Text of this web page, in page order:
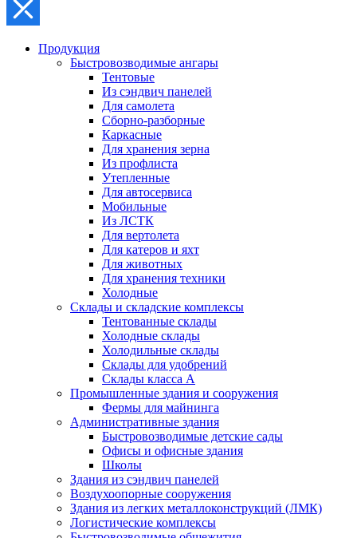
Продукция
Быстровозводимые ангары
Тентовые
Из сэндвич панелей
Для самолета
Сборно-разборные
Каркасные
Для хранения зерна
Из профлиста
Утепленные
Для автосервиса
Мобильные
Из ЛСТК
Для вертолета
Для катеров и яхт
Для животных
Для хранения техники
Холодные
Склады и складские комплексы
Тентованные склады
Холодные склады
Холодильные склады
Склады для удобрений
Склады класса А
Промышленные здания и сооружения
Фермы для майнинга
Административные здания
Быстровозводимые детские сады
Офисы и офисные здания
Школы
Здания из сэндвич панелей
Воздухоопорные сооружения
Здания из легких металлоконструкций (ЛМК)
Логистические комплексы